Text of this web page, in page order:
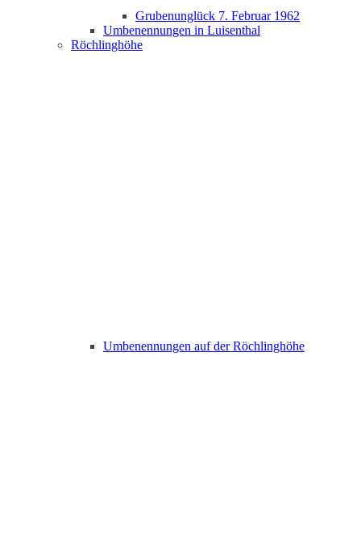
Grubenunglück 7. Februar 1962
Umbenennungen in Luisenthal
Röchlinghöhe
Umbenennungen auf der Röchlinghöhe